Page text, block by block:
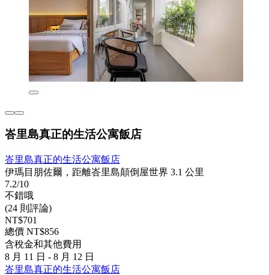
峇里島真正的生活公寓飯店
峇里島真正的生活公寓飯店
伊瑪目朋佐爾，距離峇里島顛倒屋世界 3.1 公里
7.2/10
不錯哦
(24 則評論)
NT$701
總價 NT$856
含稅金和其他費用
8 月 11 日 - 8 月 12 日
峇里島真正的生活公寓飯店